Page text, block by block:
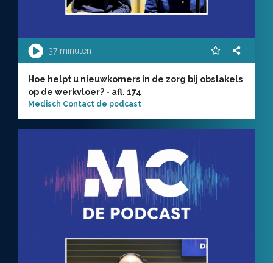
37 minuten
Hoe helpt u nieuwkomers in de zorg bij obstakels
op de werkvloer? - afl. 174
Medisch Contact de podcast